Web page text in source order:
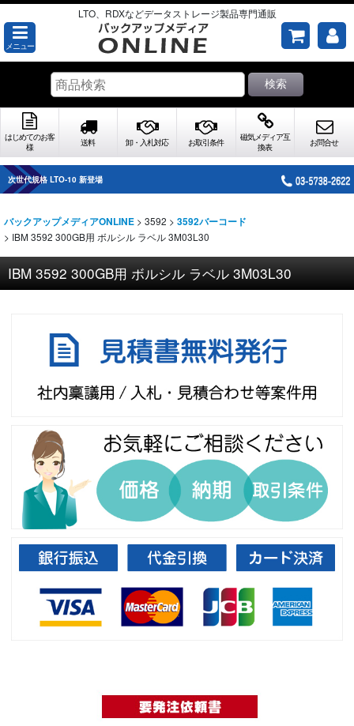
LTO、RDXなどデータストレージ製品専門通販
メニュー
検索
はじめてのお客
様
送料 卸・入札対応 お取引条件
磁気メディア互
換表
お問合せ
次世代規格 LTO-10 新登場
バックアップメディアONLINE > 3592 > 3592バーコード
> IBM 3592 300GB用 ボルシル ラベル 3M03L30
IBM 3592 300GB用 ボルシル ラベル 3M03L30